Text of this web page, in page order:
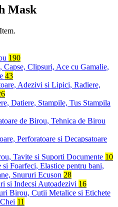
Mask
190
Capse, Clipsuri, Ace cu Gamalie,
43
Adezivi si Lipici, Radiere,
Datiere, Stampile, Tus Stampila
de Birou, Tehnica de Birou
Perforatoare si Decapsatoare
Tavite si Suporti Documente 10
si Foarfeci, Elastice pentru bani,
Snururi Ecuson 28
si Indecsi Autoadezivi 16
Birou, Cutii Metalice si Etichete
11